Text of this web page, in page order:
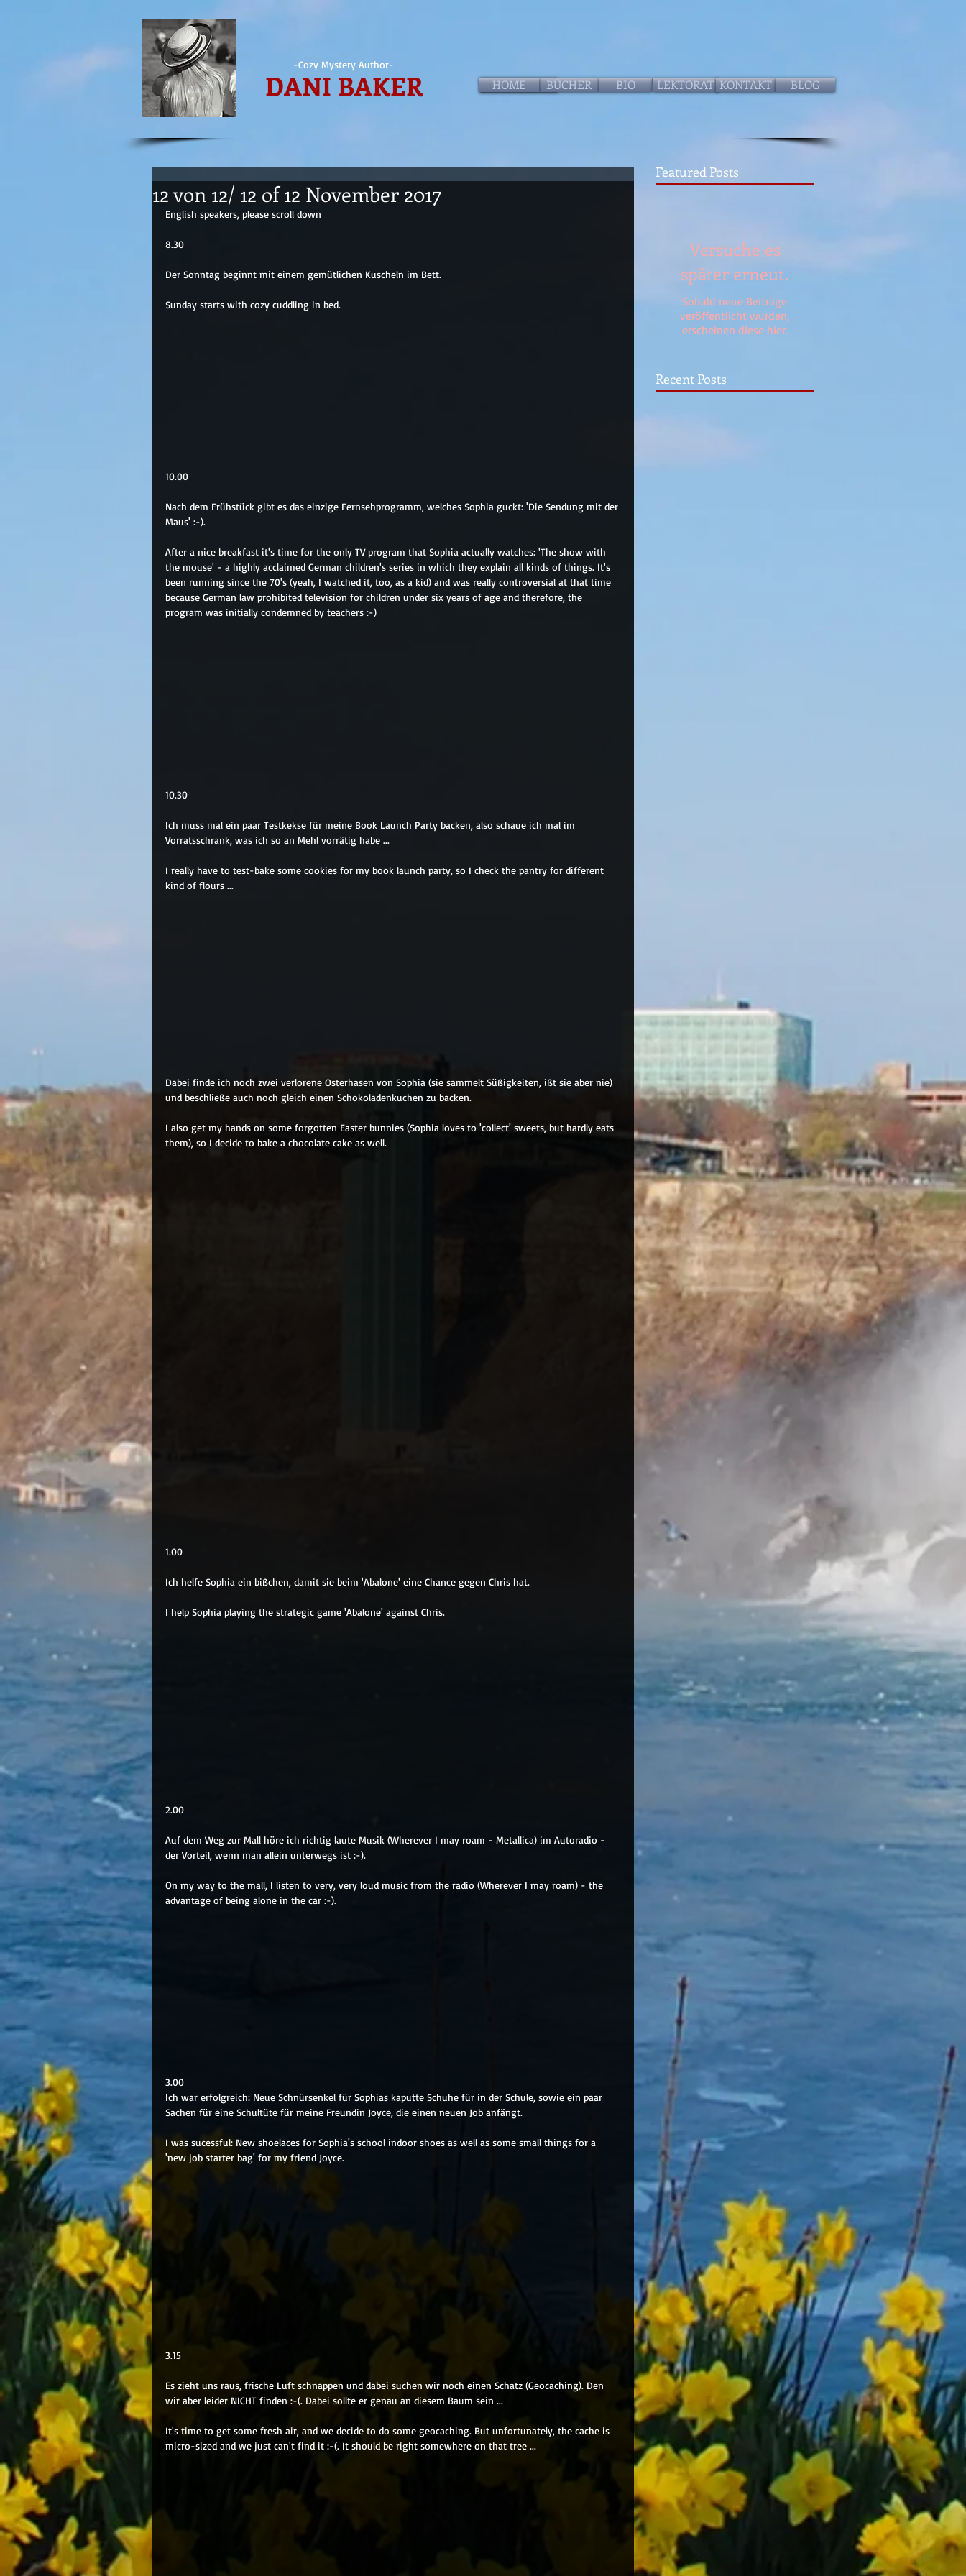
-Cozy Mystery Author-
DANI BAKER HOME BÜCHER
HOME BIO LEKTORAT KONTAKT BLOG
12 von 12/ 12 of 12 November 2017
English speakers, please scroll down
8.30
Der Sonntag beginnt mit einem gemütlichen Kuscheln im Bett.
Sunday starts with cozy cuddling in bed.
10.00
Nach dem Frühstück gibt es das einzige Fernsehprogramm, welches Sophia guckt: 'Die Sendung mit der
Maus' :-).
After a nice breakfast it's time for the only TV program that Sophia actually watches: 'The show with
the mouse' - a highly acclaimed German children's series in which they explain all kinds of things. It's
been running since the 70's (yeah, I watched it, too, as a kid) and was really controversial at that time
because German law prohibited television for children under six years of age and therefore, the
program was initially condemned by teachers :-)
10.30
Ich muss mal ein paar Testkekse für meine Book Launch Party backen, also schaue ich mal im
Vorratsschrank, was ich so an Mehl vorrätig habe ...
I really have to test-bake some cookies for my book launch party, so I check the pantry for different
kind of flours ...
Dabei finde ich noch zwei verlorene Osterhasen von Sophia (sie sammelt Süßigkeiten, ißt sie aber nie)
und beschließe auch noch gleich einen Schokoladenkuchen zu backen.
I also get my hands on some forgotten Easter bunnies (Sophia loves to 'collect' sweets, but hardly eats
them), so I decide to bake a chocolate cake as well.
1.00
Ich helfe Sophia ein bißchen, damit sie beim 'Abalone' eine Chance gegen Chris hat.
I help Sophia playing the strategic game 'Abalone' against Chris.
2.00
Auf dem Weg zur Mall höre ich richtig laute Musik (Wherever I may roam - Metallica) im Autoradio -
der Vorteil, wenn man allein unterwegs ist :-).
On my way to the mall, I listen to very, very loud music from the radio (Wherever I may roam) - the
advantage of being alone in the car :-).
3.00
Ich war erfolgreich: Neue Schnürsenkel für Sophias kaputte Schuhe für in der Schule, sowie ein paar
Sachen für eine Schultüte für meine Freundin Joyce, die einen neuen Job anfängt.
I was sucessful: New shoelaces for Sophia's school indoor shoes as well as some small things for a
'new job starter bag' for my friend Joyce.
3.15
Es zieht uns raus, frische Luft schnappen und dabei suchen wir noch einen Schatz (Geocaching). Den
wir aber leider NICHT finden :-(. Dabei sollte er genau an diesem Baum sein ...
It's time to get some fresh air, and we decide to do some geocaching. But unfortunately, the cache is
micro-sized and we just can't find it :-(. It should be right somewhere on that tree ...
Featured Posts
Versuche es
später erneut.
Sobald neue Beiträge
veröffentlicht wurden,
erscheinen diese hier.
Recent Posts